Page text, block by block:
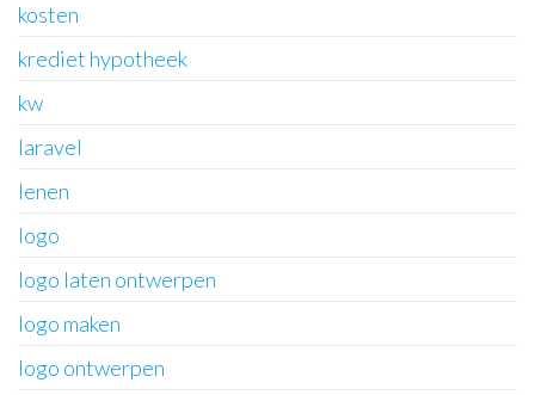
kosten
krediet hypotheek
kw
laravel
lenen
logo
logo laten ontwerpen
logo maken
logo ontwerpen